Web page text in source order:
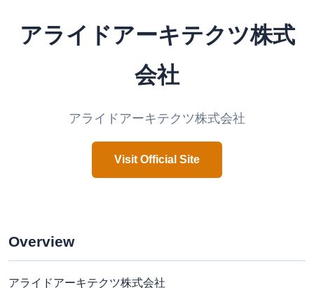
アライドアーキテクツ株式
会社
アライドアーキテクツ株式会社
Visit Official Site
Overview
アライドアーキテクツ株式会社